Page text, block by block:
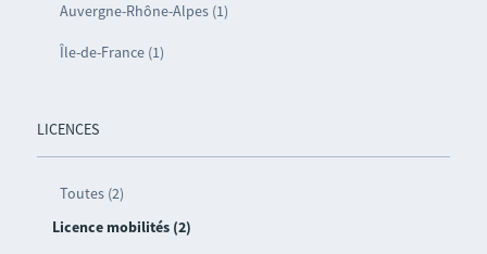
Auvergne-Rhône-Alpes (1)
Île-de-France (1)
LICENCES
Toutes (2)
Licence mobilités (2)